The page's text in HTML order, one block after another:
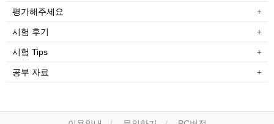
평가해주세요
시험 후기
시험 Tips
공부 자료